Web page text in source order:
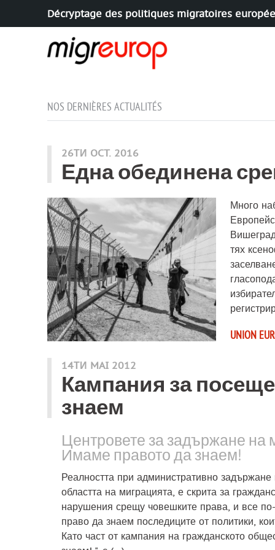
Aller à la navigation
Aller au contenu
Décryptage des politiques migratoires
NOS DERNIÈRES ACTUALITÉS
26ТИ OCT. 2016
Една обединена
Много
тях
UNION
14ТИ MAI 2012
Кампания за
знаем
Центровете за задържане на
Имаме правото да знаем!
Реалността при административно
областта на миграцията, е скрита за
нарушения срещу човешките права, и все
право да знаем последиците от политики,
Като част от кампания на гражданското